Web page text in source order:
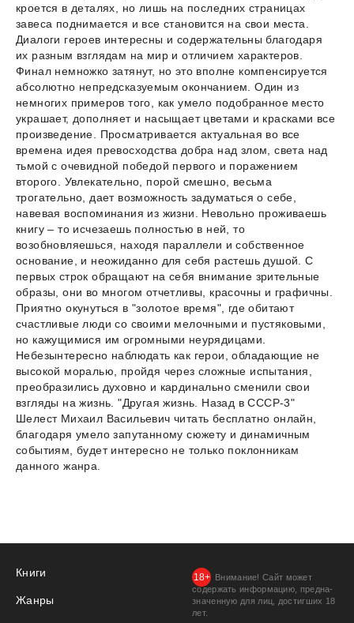
кроется в деталях, но лишь на последних страницах
завеса поднимается и все становится на свои места.
Диалоги героев интересны и содержательны благодаря
их разным взглядам на мир и отличием характеров.
Финал немножко затянут, но это вполне компенсируется
абсолютно непредсказуемым окончанием. Один из
немногих примеров того, как умело подобранное место
украшает, дополняет и насыщает цветами и красками все
произведение. Просматривается актуальная во все
времена идея превосходства добра над злом, света над
тьмой с очевидной победой первого и поражением
второго. Увлекательно, порой смешно, весьма
трогательно, дает возможность задуматься о себе,
навевая воспоминания из жизни. Невольно проживаешь
книгу – то исчезаешь полностью в ней, то
возобновляешься, находя параллели и собственное
основание, и неожиданно для себя растешь душой. С
первых строк обращают на себя внимание зрительные
образы, они во многом отчетливы, красочны и графичны.
Приятно окунуться в "золотое время", где обитают
счастливые люди со своими мелочными и пустяковыми,
но кажущимися им огромными неурядицами.
Небезынтересно наблюдать как герои, обладающие не
высокой моралью, пройдя через сложные испытания,
преобразились духовно и кардинально сменили свои
взгляды на жизнь. "Другая жизнь. Назад в СССР-3"
Шелест Михаил Васильевич читать бесплатно онлайн,
благодаря умело запутанному сюжету и динамичным
событиям, будет интересно не только поклонникам
данного жанра.
Книги
Жанры
Внимание! Сайт может
содержать информацию, предна­
значенную для лиц, дости­гших 18
лет.